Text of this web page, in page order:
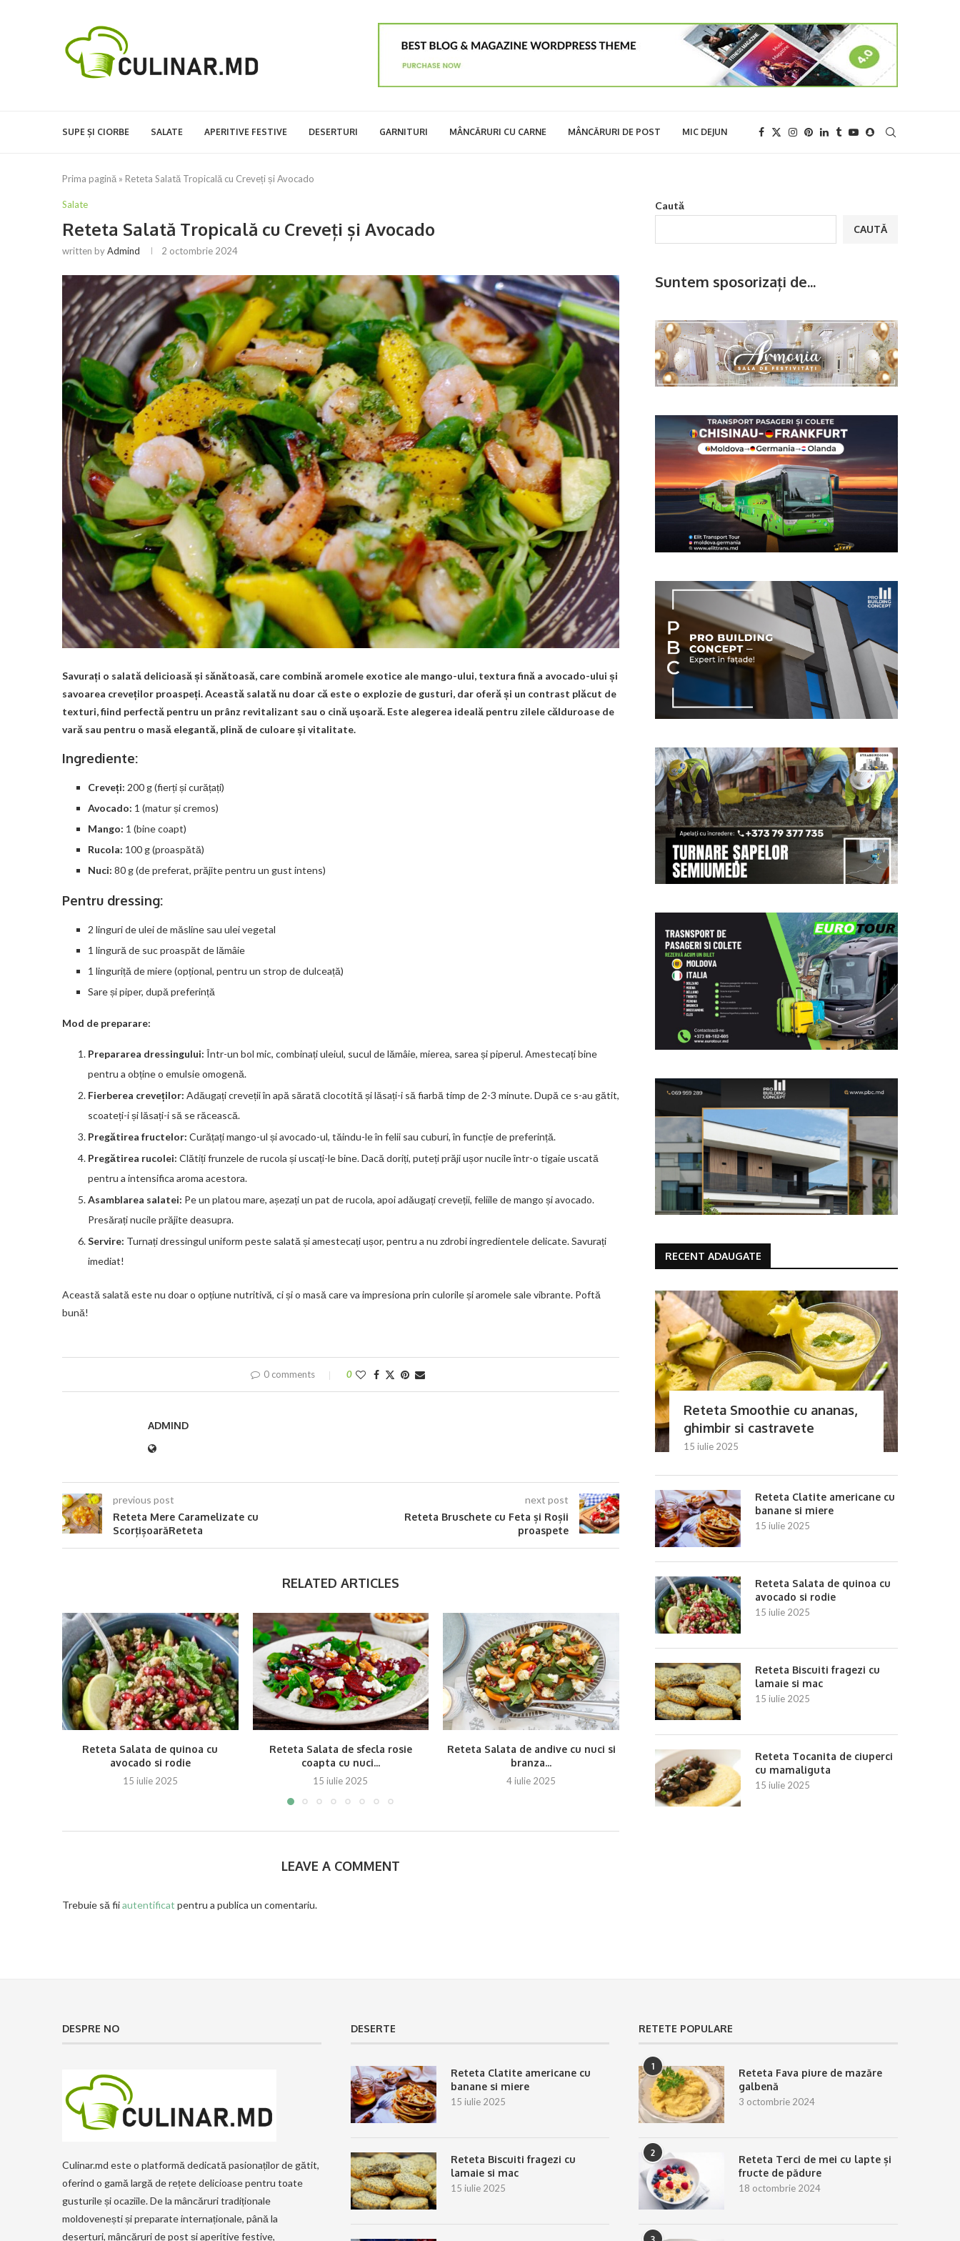
SUPE ȘI CIORBE SALATE APERITIVE FESTIVE DESERTURI GARNITURI MÂNCĂRURI CU CARNE MÂNCĂRURI DE POST MIC DEJUN
Prima pagină » Reteta Salată Tropicală cu Creveți și Avocado
Salate
Reteta Salată Tropicală cu Creveți și Avocado
written byAdmind 2 octombrie 2024
Savurați o salată delicioasă și sănătoasă, care combină aromele exotice ale mango-ului, textura fină a avocado-ului și
savoarea creveților proaspeți. Această salată nu doar că este o explozie de gusturi, dar oferă și un contrast plăcut de
texturi, fiind perfectă pentru un prânz revitalizant sau o cină ușoară. Este alegerea ideală pentru zilele călduroase de
vară sau pentru o masă elegantă, plină de culoare și vitalitate.
Ingrediente:
Creveți: 200 g (fierți și curățați)
Avocado: 1 (matur și cremos)
Mango: 1 (bine coapt)
Rucola: 100 g (proaspătă)
Nuci: 80 g (de preferat, prăjite pentru un gust intens)
Pentru dressing:
2 linguri de ulei de măsline sau ulei vegetal
1 lingură de suc proaspăt de lămâie
1 linguriță de miere (opțional, pentru un strop de dulceață)
Sare și piper, după preferință
Mod de preparare:
Prepararea dressingului: Într-un bol mic, combinați uleiul, sucul de lămâie, mierea, sarea și piperul. Amestecați bine
pentru a obține o emulsie omogenă.
Fierberea creveților: Adăugați creveții în apă sărată clocotită și lăsați-i să fiarbă timp de 2-3 minute. După ce s-au gătit,
scoateți-i și lăsați-i să se răcească.
Pregătirea fructelor: Curățați mango-ul și avocado-ul, tăindu-le în felii sau cuburi, în funcție de preferință.
Pregătirea rucolei: Clătiți frunzele de rucola și uscați-le bine. Dacă doriți, puteți prăji ușor nucile într-o tigaie uscată
pentru a intensifica aroma acestora.
Asamblarea salatei: Pe un platou mare, așezați un pat de rucola, apoi adăugați creveții, feliile de mango și avocado.
Presărați nucile prăjite deasupra.
Servire: Turnați dressingul uniform peste salată și amestecați ușor, pentru a nu zdrobi ingredientele delicate. Savurați
imediat!
Această salată este nu doar o opțiune nutritivă, ci și o masă care va impresiona prin culorile și aromele sale vibrante. Poftă
bună!
0 comments 0
ADMIND
previous post
Reteta Mere Caramelizate cu
ScorțișoarăReteta
next post
Reteta Bruschete cu Feta și Roșii
proaspete
RELATED ARTICLES
Reteta Salata de quinoa cu
avocado si rodie
15 iulie 2025
Reteta Salata de sfecla rosie
coapta cu nuci...
15 iulie 2025
Reteta Salata de andive cu nuci si
branza...
4 iulie 2025
Reteta Salata de spanac cu pere si
nuci...
3 iulie 2025
Reteta Salata de cruditati
morcov si...
LEAVE A COMMENT
Trebuie să fiiautentificat pentru a publica un comentariu.
Caută
CAUTĂ
Suntem sposorizați de...
RECENT ADAUGATE
Reteta Smoothie cu ananas,
ghimbir si castravete
15 iulie 2025
Reteta Clatite americane cu
banane si miere
15 iulie 2025
Reteta Salata de quinoa cu
avocado si rodie
15 iulie 2025
Reteta Biscuiti fragezi cu
lamaie si mac
15 iulie 2025
Reteta Tocanita de ciuperci
cu mamaliguta
15 iulie 2025
DESPRE NO
Culinar.md este o platformă dedicată pasionaților de gătit,
oferind o gamă largă de rețete delicioase pentru toate
gusturile și ocaziile. De la mâncăruri tradiționale
moldovenești și preparate internaționale, până la
deserturi, mâncăruri de post și aperitive festive,
DESERTE
Reteta Clatite americane cu
banane si miere
15 iulie 2025
Reteta Biscuiti fragezi cu
lamaie si mac
15 iulie 2025
RETETE POPULARE
1
Reteta Fava piure de mazăre
galbenă
3 octombrie 2024
2
Reteta Terci de mei cu lapte și
fructe de pădure
18 octombrie 2024